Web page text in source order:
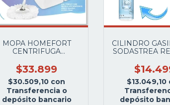
MOPA HOMEFORT
CENTRIFUGA
5LTS.ESCURRIDOR DE
ACERO C/DISPENSER
$33.899
$30.509,10 con
Transferencia o
depósito bancario
CILINDRO
SODASTREA
$13.049,10
depósito